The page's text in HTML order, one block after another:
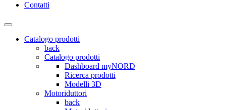
Contatti
Catalogo prodotti
back
Catalogo prodotti
Dashboard myNORD
Ricerca prodotti
Modelli 3D
Motoriduttori
back